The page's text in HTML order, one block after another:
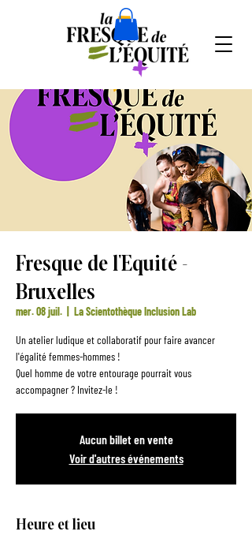
Fresque de l'Equité -
Bruxelles
mer. 08 juil. La Scientothèque Inclusion Lab
Un atelier ludique et collaboratif pour faire avancer
l'égalité femmes-hommes !
Quel homme de votre entourage pourrait vous
accompagner ? Invitez-le !
Aucun billet en vente
Voir d'autres événements
Heure et lieu